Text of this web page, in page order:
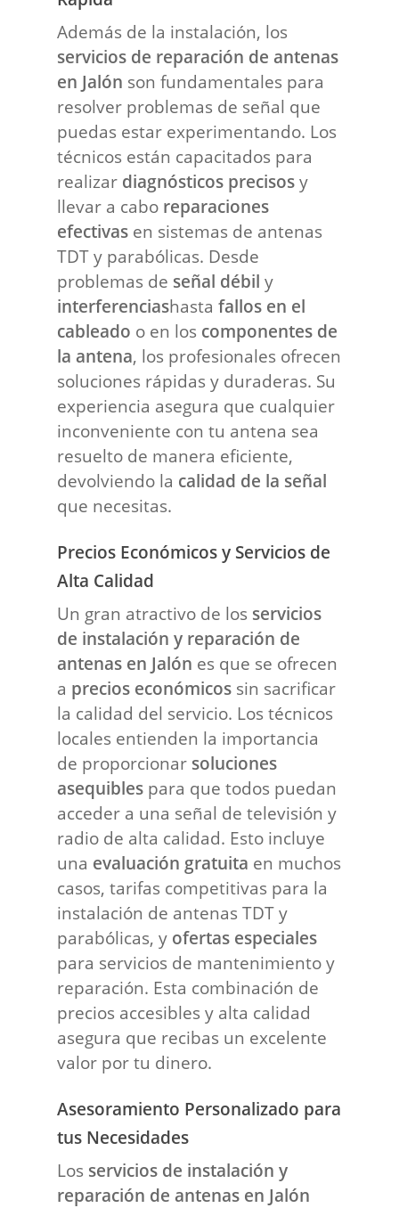
Además de la instalación, los
servicios de reparación de antenas
en Jalón son fundamentales para
resolver problemas de señal que
puedas estar experimentando. Los
técnicos están capacitados para
realizar diagnósticos precisos y
llevar a cabo reparaciones
efectivas en sistemas de antenas
TDT y parabólicas. Desde
problemas de señal débil y
interferenciashastafallos en el
cableado o en los componentes de
la antena, los profesionales ofrecen
soluciones rápidas y duraderas. Su
experiencia asegura que cualquier
inconveniente con tu antena sea
resuelto de manera eficiente,
devolviendo la calidad de la señal
que necesitas.
Precios Económicos y Servicios de
Alta Calidad
Un gran atractivo de los servicios
de instalación y reparación de
antenas en Jalón es que se ofrecen
a precios económicos sin sacrificar
la calidad del servicio. Los técnicos
locales entienden la importancia
de proporcionar soluciones
asequibles para que todos puedan
acceder a una señal de televisión y
radio de alta calidad. Esto incluye
una evaluación gratuita en muchos
casos, tarifas competitivas para la
instalación de antenas TDT y
parabólicas, y ofertas especiales
para servicios de mantenimiento y
reparación. Esta combinación de
precios accesibles y alta calidad
asegura que recibas un excelente
valor por tu dinero.
Asesoramiento Personalizado para
tus Necesidades
Los servicios de instalación y
reparación de antenas en Jalón